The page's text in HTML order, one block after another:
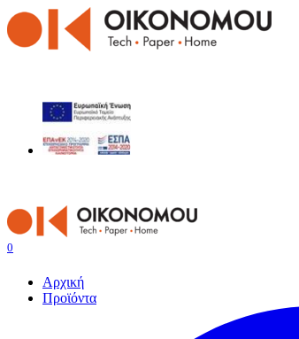
0
Αρχική
Προϊόντα